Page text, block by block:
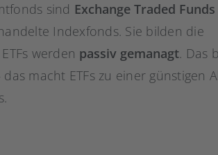
sind Exchange Traded Funds
Indexfonds. Sie bilden die
werden passiv gemanagt. Das
macht ETFs zu einer günstigen